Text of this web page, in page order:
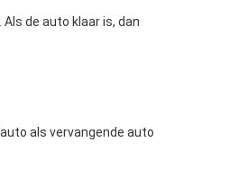
de auto klaar is, dan
als vervangende auto